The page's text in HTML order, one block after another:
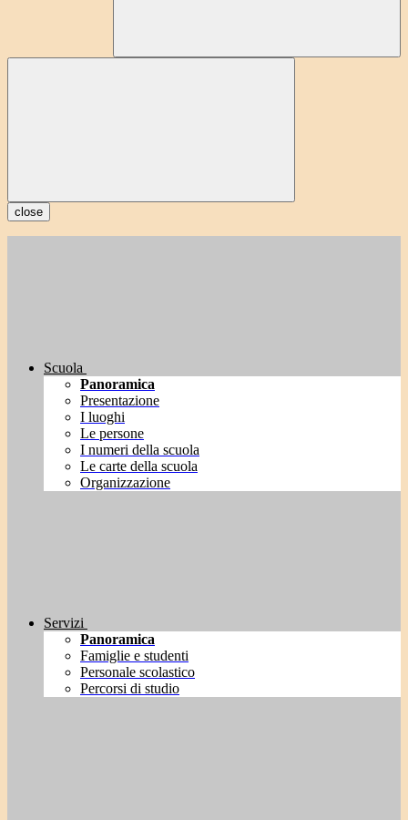
close
Scuola
Panoramica
Presentazione
I luoghi
Le persone
I numeri della scuola
Le carte della scuola
Organizzazione
Servizi
Panoramica
Famiglie e studenti
Personale scolastico
Percorsi di studio